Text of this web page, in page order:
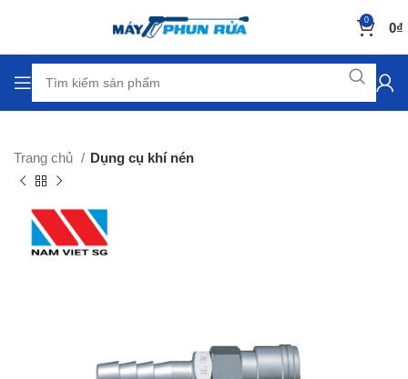
0 0₫
Trang chủ Dụng cụ khí nén